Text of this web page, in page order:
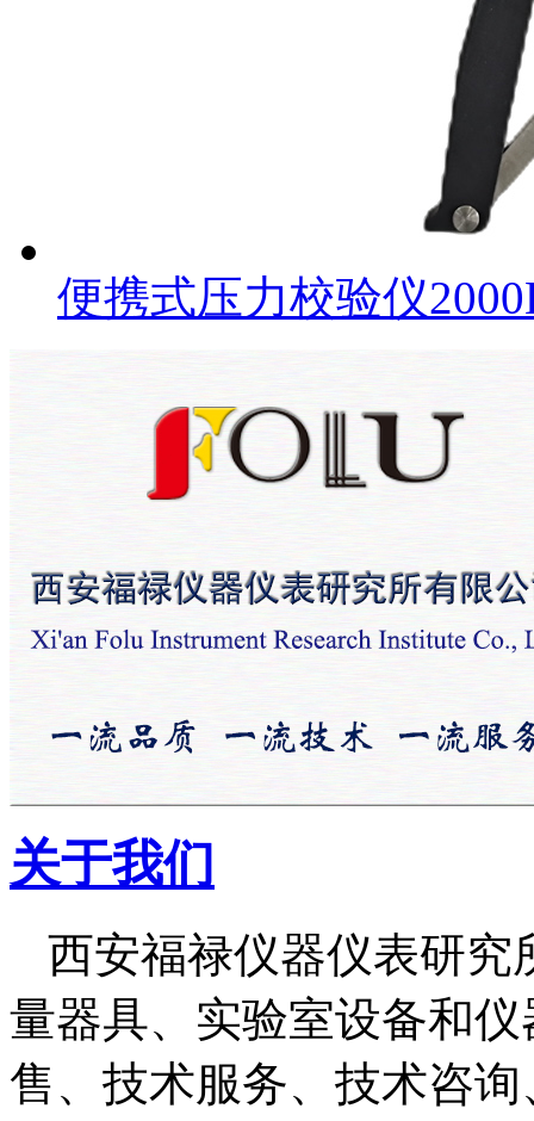
便携式压力校验仪
关于我们
西安福禄仪器仪表研究
量器具、实验室设备和
售、技术服务、技术咨